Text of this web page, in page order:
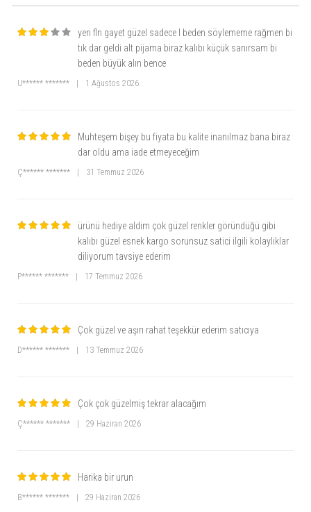
yeri fln gayet güzel sadece l beden söylememe rağmen bi
tık dar geldi alt pijama biraz kalıbı küçük sanırsam bi
beden büyük alın bence
U****** ******* 1 Ağustos 2026
Muhteşem bişey bu fiyata bu kalite inanılmaz bana biraz
dar oldu ama iade etmeyeceğim
Ç****** ******* 31 Temmuz 2026
ürünü hediye aldim çok güzel renkler göründüğü gibi
kalıbı güzel esnek kargo sorunsuz satici ilgili kolayliklar
diliyorum tavsiye ederim
P****** ******* 17 Temmuz 2026
Çok güzel ve aşırı rahat teşekkür ederim satıcıya
D****** ******* 13 Temmuz 2026
Çok çok güzelmiş tekrar alacağım
Ç****** ******* 29 Haziran 2026
Harika bir urun
B****** ******* 29 Haziran 2026